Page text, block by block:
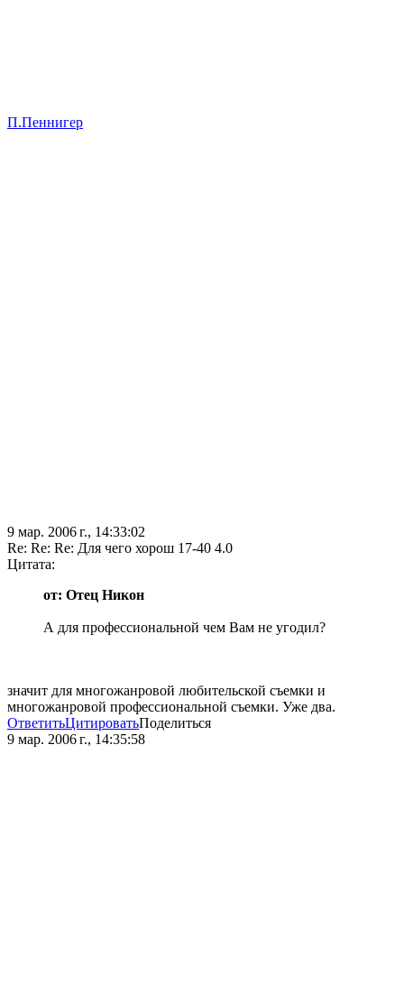
П.Пеннигер
9 мар. 2006 г., 14:33:02
Re: Re: Re: Для чего хорош 17-40 4.0
Цитата:
от: Отец Никон
А для профессиональной чем Вам не угодил?
значит для многожанровой любительской съемки и
многожанровой профессиональной съемки. Уже два.
ОтветитьЦитироватьПоделиться
9 мар. 2006 г., 14:35:58